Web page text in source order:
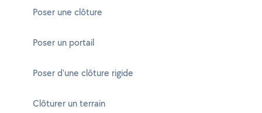
Poser une clôture
Poser un portail
Poser d'une clôture rigide
Clôturer un terrain